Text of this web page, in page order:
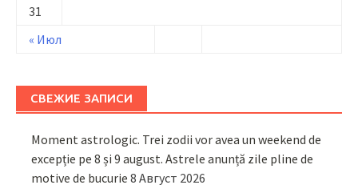
« Июл
31
СВЕЖИЕ ЗАПИСИ
Moment astrologic. Trei zodii vor avea un weekend de
excepție pe 8 și 9 august. Astrele anunță zile pline de
motive de bucurie 8 Август 2026